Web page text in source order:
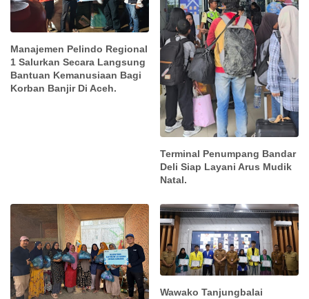
Manajemen Pelindo Regional
1 Salurkan Secara Langsung
Bantuan Kemanusiaan Bagi
Korban Banjir Di Aceh.
Terminal Penumpang Bandar
Deli Siap Layani Arus Mudik
Natal.
Wawako Tanjungbalai